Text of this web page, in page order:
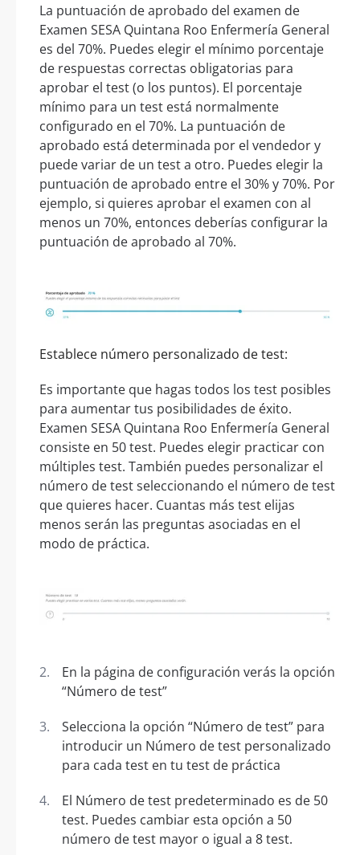
La puntuación de aprobado del examen de
Examen SESA Quintana Roo Enfermería General
es del 70%. Puedes elegir el mínimo porcentaje
de respuestas correctas obligatorias para
aprobar el test (o los puntos). El porcentaje
mínimo para un test está normalmente
configurado en el 70%. La puntuación de
aprobado está determinada por el vendedor y
puede variar de un test a otro. Puedes elegir la
puntuación de aprobado entre el 30% y 70%. Por
ejemplo, si quieres aprobar el examen con al
menos un 70%, entonces deberías configurar la
puntuación de aprobado al 70%.
Establece número personalizado de test:
Es importante que hagas todos los test posibles
para aumentar tus posibilidades de éxito.
Examen SESA Quintana Roo Enfermería General
consiste en 50 test. Puedes elegir practicar con
múltiples test. También puedes personalizar el
número de test seleccionando el número de test
que quieres hacer. Cuantas más test elijas
menos serán las preguntas asociadas en el
modo de práctica.
En la página de configuración verás la opción
“Número de test”
Selecciona la opción “Número de test” para
introducir un Número de test personalizado
para cada test en tu test de práctica
El Número de test predeterminado es de 50
test. Puedes cambiar esta opción a 50
número de test mayor o igual a 8 test.